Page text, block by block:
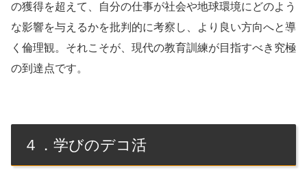
の獲得を超えて、自分の仕事が社会や地球環境にどのよう
な影響を与えるかを批判的に考察し、より良い方向へと導
く倫理観。それこそが、現代の教育訓練が目指すべき究極
の到達点です。
４．学びのデコ活